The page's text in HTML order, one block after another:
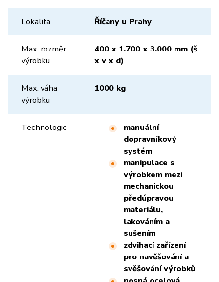
Lokalita Říčany u Prahy
Max. rozměr
výrobku
400 x 1.700 x 3.000 mm (š
x v x d)
Max. váha
výrobku
1000 kg
Technologie
manuální
dopravníkový
systém
manipulace s
výrobkem mezi
mechanickou
předúpravou
materiálu,
lakováním a
sušením
zdvihací zařízení
pro navěšování a
svěšování výrobků